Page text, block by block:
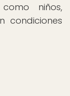
niños,
condiciones